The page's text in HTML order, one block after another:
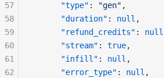
"type" : "gen" ,
"duration" : null ,
"refund_credits" : null
"stream" : true,
"infill" : null ,
"error_type" : null ,
57
58
59
60
61
62